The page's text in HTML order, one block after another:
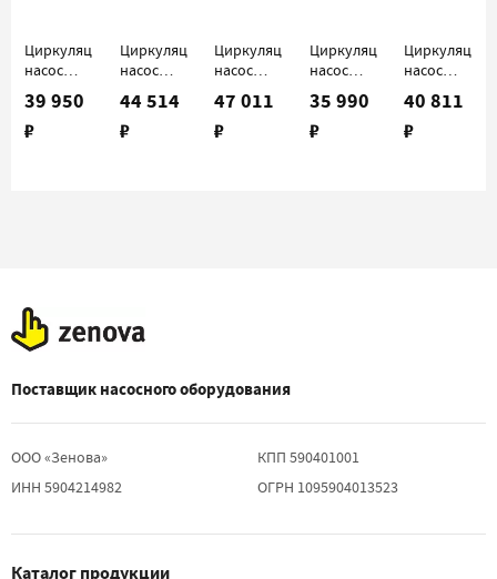
Циркуляционный
насос
Purity
PTD 32-
18/2
39 950
₽
Циркуляционный
насос
PTD 32-
21/2
44 514
₽
Циркуляционный
насос
Purity
PTD 32-
26/2
47 011
₽
Циркуляционный
насос
Purity
PTD 40-
16/2
35 990
₽
насос
Purity
PTD 40-
21/2
40 811
₽
Поставщик насосного оборудования
ООО «Зенова»
ИНН 5904214982
КПП 590401001
ОГРН 1095904013523
Каталог продукции